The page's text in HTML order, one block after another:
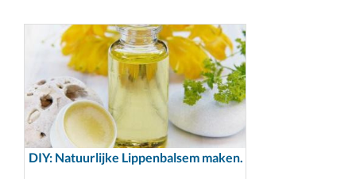
DIY: Natuurlijke Lippenbalsem maken.